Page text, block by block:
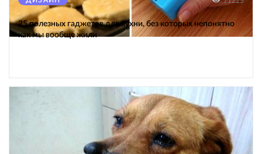
25 полезных гаджетов для кухни, без которых непонятно
как мы вообще жили